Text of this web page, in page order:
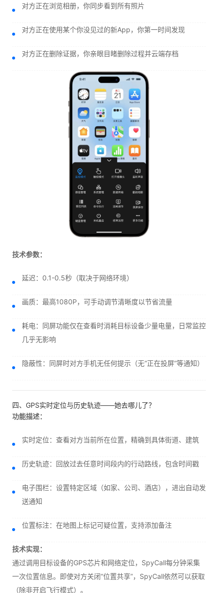
对方正在浏览相册，你同步看到所有照片
对方正在使用某个你没见过的新App，你第一时间发现
对方正在删除证据，你亲眼目睹删除过程并云端存档
技术参数：
延迟：0.1-0.5秒（取决于网络环境）
画质：最高1080P，可手动调节清晰度以节省流量
耗电：同屏功能仅在查看时消耗目标设备少量电量，日常监控
几乎无影响
隐蔽性：同屏时对方手机无任何提示（无“正在投屏”等通知）
四、GPS实时定位与历史轨迹——她去哪儿了？
功能描述：
实时定位：查看对方当前所在位置，精确到具体街道、建筑
历史轨迹：回放过去任意时间段内的行动路线，包含时间戳
电子围栏：设置特定区域（如家、公司、酒店），进出自动发
送通知
位置标注：在地图上标记可疑位置，支持添加备注
技术实现：
通过调用目标设备的GPS芯片和网络定位，SpyCall每分钟采集
一次位置信息。即使对方关闭“位置共享”，SpyCall依然可以获取
（除非开启飞行模式）。